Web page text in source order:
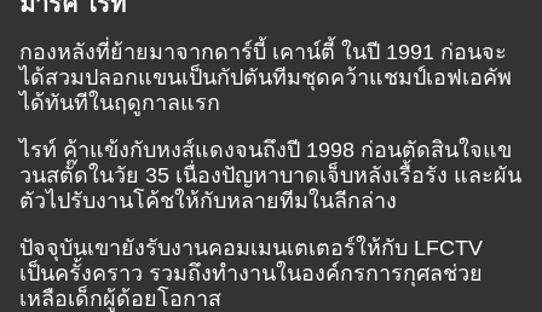
กองหลังที่ย้ายมาจากดาร์บี้ เคาน์ตี้ ในปี 1991 ก่อนจะ
ได้สวมปลอกแขนเป็นกัปตันทีมชุดคว้าแชมป์เอฟเอคัพ
ได้ทันทีในฤดูกาลแรก
ไรท์ ค้าแข้งกับหงส์แดงจนถึงปี 1998 ก่อนตัดสินใจแข
วนสตั๊ดในวัย 35 เนื่องปัญหาบาดเจ็บหลังเรื้อรัง และผัน
ตัวไปรับงานโค้ชให้กับหลายทีมในลีกล่าง
ปัจจุบันเขายังรับงานคอมเมนเตเตอร์ให้กับ LFCTV
เป็นครั้งคราว รวมถึงทำงานในองค์กรการกุศลช่วย
เหลือเด็กผู้ด้อยโอกาส